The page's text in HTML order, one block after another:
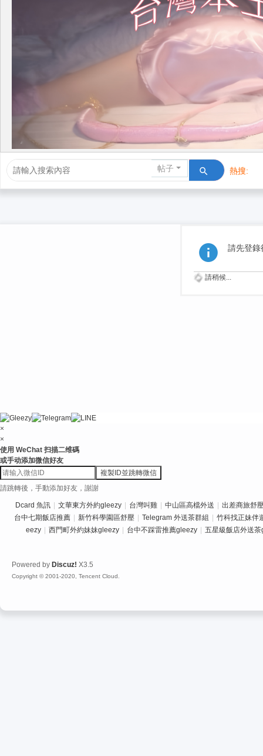
帖子 熱搜:
請先登錄
請稍候...
×
×
使用 WeChat 扫描二维碼
或手动添加微信好友
複製ID並跳轉微信
請跳轉後，手動添加好友，謝謝
Dcard 魚訊 文華東方外約gleezy 台灣叫雞 中山區高檔外送
出差商旅舒
台中七期飯店推薦
新竹科學園區舒壓 Telegram 外送茶群組
竹科找正妹伴
eezy
西門町外約妹妹gleezy 台中不踩雷推薦gleezy 五星級飯店外送
Powered by Discuz! X3.5
Copyright © 2001-2020, Tencent Cloud.